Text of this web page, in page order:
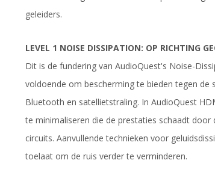
geleiders.
LEVEL 1 NOISE DISSIPATION: OP RICHTING
Dit is de fundering van AudioQuest's Noise-
voldoende om bescherming te bieden tegen de
Bluetooth en satellietstraling. In AudioQuest
te minimaliseren die de prestaties schaadt
circuits. Aanvullende technieken voor
toelaat om de ruis verder te verminderen.